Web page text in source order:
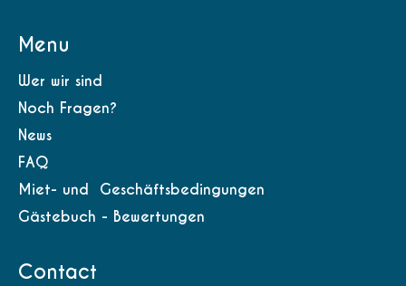
Menu
Wer wir sind
Noch Fragen?
News
FAQ
Miet- und Geschäftsbedingungen
Gästebuch - Bewertungen
Contact